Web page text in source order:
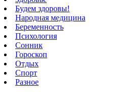
Будем здоровы!
Народная медицина
Беременность
Психология
Сонник
Гороскоп
Отдых
Спорт
Разное